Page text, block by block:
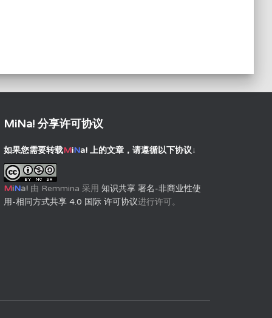
MiNa! 分享许可协议
如果您需要转载MiNa! 上的文章，请遵循以下协议↓
MiNa! 由 Remmina 采用 知识共享 署名-非商业性使
用-相同方式共享 4.0 国际 许可协议进行许可。